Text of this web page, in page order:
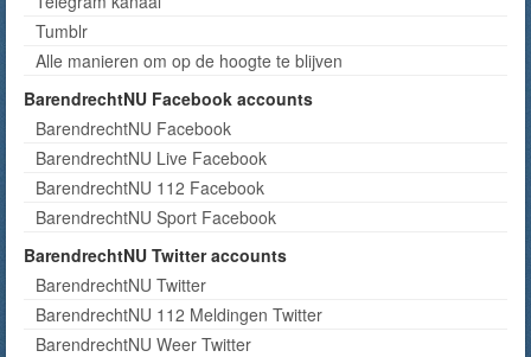
Tumblr
Alle manieren om op de hoogte te blijven
BarendrechtNU Facebook accounts
BarendrechtNU Facebook
BarendrechtNU Live Facebook
BarendrechtNU 112 Facebook
BarendrechtNU Sport Facebook
BarendrechtNU Twitter accounts
BarendrechtNU Twitter
BarendrechtNU 112 Meldingen Twitter
BarendrechtNU Weer Twitter